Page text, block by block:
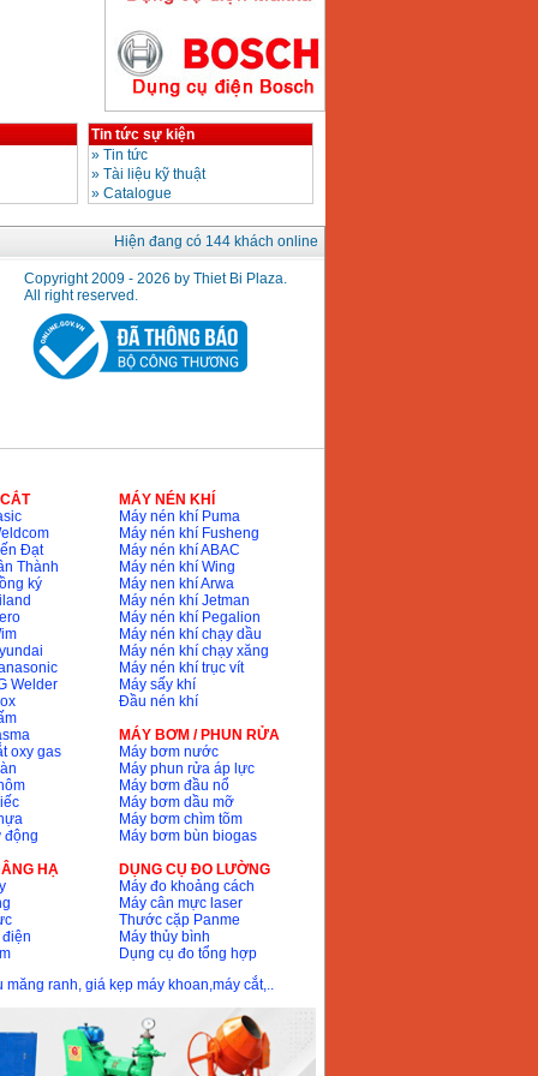
Giá
Máy hàn que điện tử
Hồng Ký HK200N
Giá:2870000VND
Máy bơm nước
Tin tức sự kiện
» Tin tức
» Tài liệu kỹ thuật
» Catalogue
Hiện đang có 144 khách online
Copyright 2009 - 2026 by Thiet Bi Plaza.
All right reserved.
Đạt
Thành
ký
Welder
oxy gas
động
HẠ
MÁY NÉN KHÍ
Máy nén khí Puma
Máy nén khí Fusheng
Máy nén khí ABAC
Máy nén khí Wing
Máy nen khí Arwa
Máy nén khí Jetman
Máy nén khí Pegalion
Máy nén khí chạy dầu
Máy nén khí chạy xăng
Máy nén khí trục vít
Máy sấy khí
Đầu nén khí
MÁY BƠM / PHUN RỬA
Máy bơm nước
Máy phun rửa áp lực
Máy bơm đầu nổ
Máy bơm dầu mỡ
Máy bơm chìm tõm
Máy bơm bùn biogas
DỤNG CỤ ĐO LƯỜNG
Máy đo khoảng cách
Máy cân mực laser
Thước cặp Panme
Máy thủy bình
Dụng cụ đo tổng hợp
măng ranh, giá kẹp máy khoan,máy cắt,..